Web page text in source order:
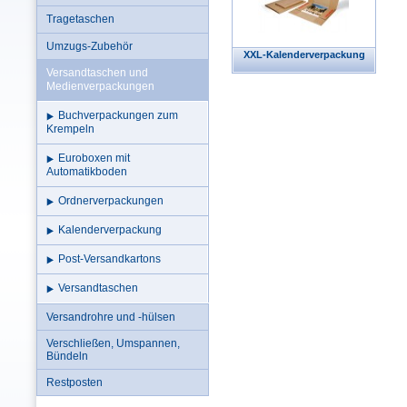
XXL-Kalenderverpackung
Tragetaschen
Umzugs-Zubehör
Versandtaschen und
Medienverpackungen
Buchverpackungen zum
Krempeln
Euroboxen mit
Automatikboden
Ordnerverpackungen
Kalenderverpackung
Post-Versandkartons
Versandtaschen
Versandrohre und -hülsen
Verschließen, Umspannen,
Bündeln
Restposten